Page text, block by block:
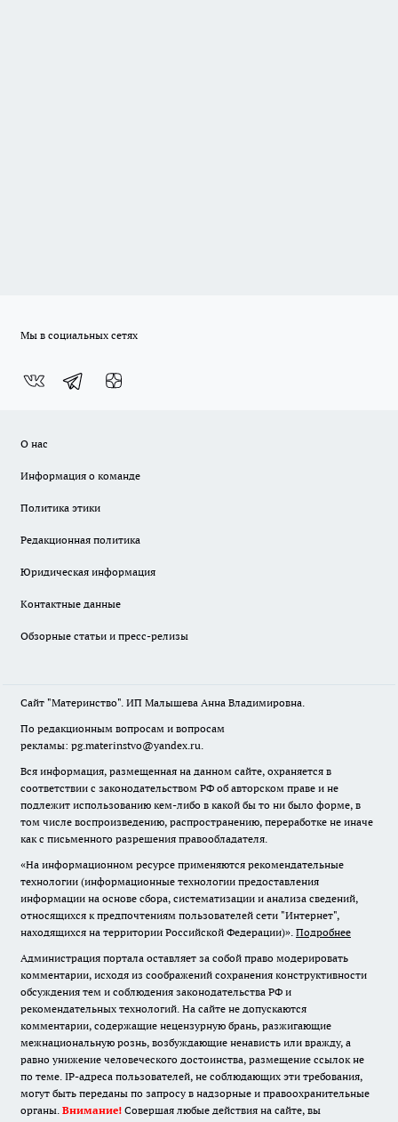
Мы в социальных сетях
О нас
Информация о команде
Политика этики
Редакционная политика
Юридическая информация
Контактные данные
Обзорные статьи и пресс-релизы
Сайт "Материнство". ИП Малышева Анна Владимировна.
По редакционным вопросам и вопросам
рекламы: pg.materinstvo@yandex.ru.
Вся информация, размещенная на данном сайте, охраняется в
соответствии с законодательством РФ об авторском праве и не
подлежит использованию кем-либо в какой бы то ни было форме, в
том числе воспроизведению, распространению, переработке не иначе
как с письменного разрешения правообладателя.
«На информационном ресурсе применяются рекомендательные
технологии (информационные технологии предоставления
информации на основе сбора, систематизации и анализа сведений,
относящихся к предпочтениям пользователей сети "Интернет",
находящихся на территории Российской Федерации)». Подробнее
Администрация портала оставляет за собой право модерировать
комментарии, исходя из соображений сохранения конструктивности
обсуждения тем и соблюдения законодательства РФ и
рекомендательных технологий. На сайте не допускаются
комментарии, содержащие нецензурную брань, разжигающие
межнациональную рознь, возбуждающие ненависть или вражду, а
равно унижение человеческого достоинства, размещение ссылок не
по теме. IP-адреса пользователей, не соблюдающих эти требования,
могут быть переданы по запросу в надзорные и правоохранительные
органы. Внимание! Совершая любые действия на сайте, вы